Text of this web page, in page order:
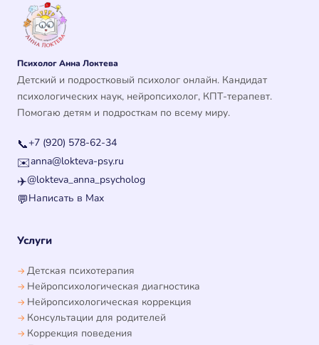
Психолог Анна Локтева
Детский и подростковый психолог онлайн. Кандидат
психологических наук, нейропсихолог, КПТ-терапевт.
Помогаю детям и подросткам по всему миру.
📞+7 (920) 578-62-34
✉️anna@lokteva-psy.ru
✈️@lokteva_anna_psycholog
💬Написать в Max
Услуги
Детская психотерапия
Нейропсихологическая диагностика
Нейропсихологическая коррекция
Консультации для родителей
Коррекция поведения